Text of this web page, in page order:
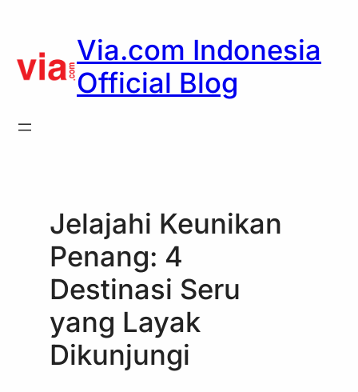
content
Via.com Indonesia
Official Blog
Jelajahi Keunikan
Penang: 4
Destinasi Seru
yang Layak
Dikunjungi